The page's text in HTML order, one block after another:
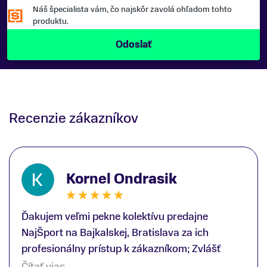
Náš špecialista vám, čo najskôr zavolá ohľadom tohto
produktu.
Recenzie zákazníkov
Kornel Ondrasik
Ďakujem veľmi pekne kolektívu predajne
NajŠport na Bajkalskej, Bratislava za ich
profesionálny prístup k zákazníkom; Zvlášť